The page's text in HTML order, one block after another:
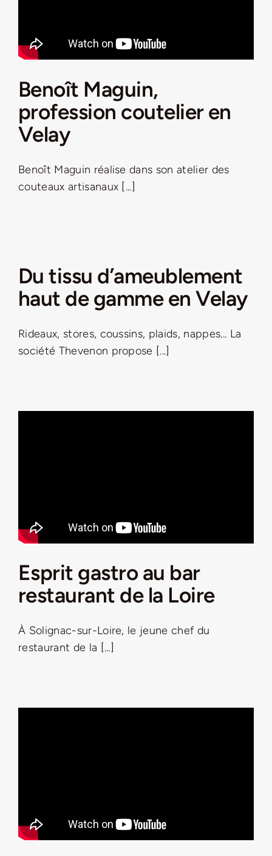
Benoît Maguin,
profession coutelier en
Velay
Benoît Maguin réalise dans son atelier des
couteaux artisanaux [...]
Du tissu d’ameublement
haut de gamme en Velay
Rideaux, stores, coussins, plaids, nappes... La
société Thevenon propose [...]
Esprit gastro au bar
restaurant de la Loire
À Solignac-sur-Loire, le jeune chef du
restaurant de la [...]